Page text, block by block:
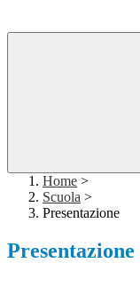
Home >
Scuola >
Presentazione
Presentazione